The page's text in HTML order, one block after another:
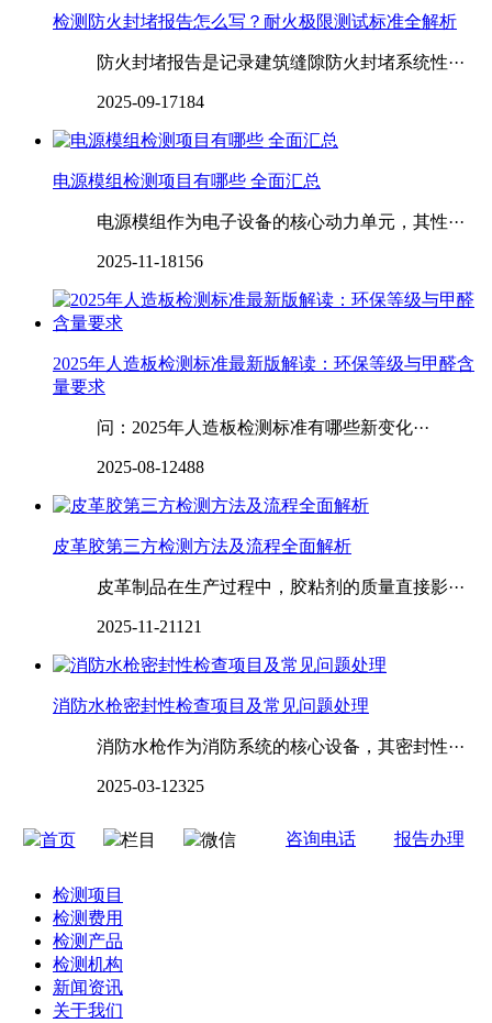
检测防火封堵报告怎么写？耐火极限测试标准全解析
防火封堵报告是记录建筑缝隙防火封堵系统性···
2025-09-17184
电源模组检测项目有哪些 全面汇总
电源模组作为电子设备的核心动力单元，其性···
2025-11-18156
2025年人造板检测标准最新版解读：环保等级与甲醛含
量要求
问：2025年人造板检测标准有哪些新变化···
2025-08-12488
皮革胶第三方检测方法及流程全面解析
皮革制品在生产过程中，胶粘剂的质量直接影···
2025-11-21121
消防水枪密封性检查项目及常见问题处理
消防水枪作为消防系统的核心设备，其密封性···
2025-03-12325
首页 栏目 微信 咨询电话 报告办理
检测项目
检测费用
检测产品
检测机构
新闻资讯
关于我们